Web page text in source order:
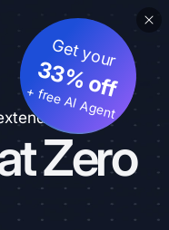
Zero
Get your
33% off
+ free AI Agent